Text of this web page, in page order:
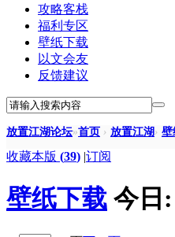
攻略客栈
福利专区
壁纸下载
以文会友
反馈建议
放置江湖论坛»首页 › 放置江湖 › 壁
收藏本版 (39) |订阅
壁纸下载 今日: